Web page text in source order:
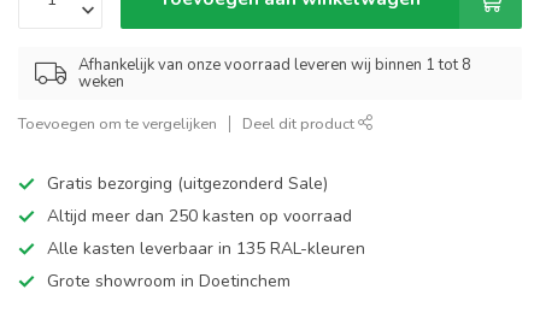
Afhankelijk van onze voorraad leveren wij binnen 1 tot 8
weken
Toevoegen om te vergelijken Deel dit product
Gratis bezorging (uitgezonderd Sale)
Altijd meer dan 250 kasten op voorraad
Alle kasten leverbaar in 135 RAL-kleuren
Grote showroom in Doetinchem